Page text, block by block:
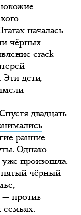
началась
чёрных
crack
Эти дети,
двадцать
ранние
Однако
произошла.
чёрный
— против
семьях.